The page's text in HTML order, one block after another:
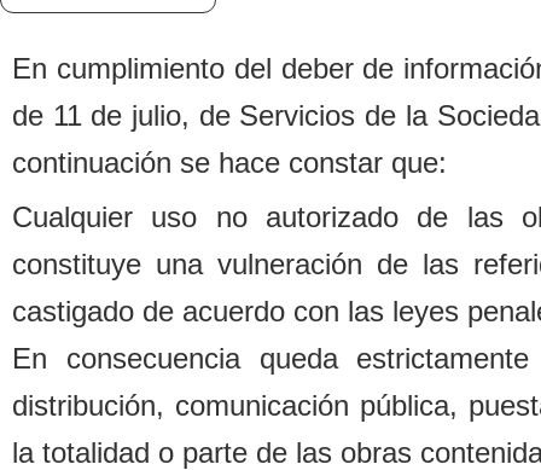
En cumplimiento del deber de
de 11 de julio, de Servicios de la
continuación se hace constar que:
Cualquier uso no autorizado de las o
constituye una vulneración de las
castigado de acuerdo con las leyes
En consecuencia queda
distribución, comunicación pública,
la totalidad o parte de las obras